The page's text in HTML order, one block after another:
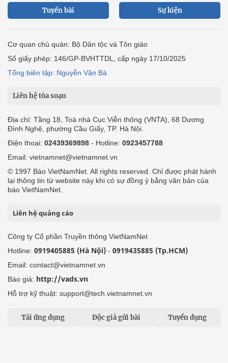
Tuyến bài Sự kiện
Cơ quan chủ quản: Bộ Dân tộc và Tôn giáo
Số giấy phép: 146/GP-BVHTTDL, cấp ngày 17/10/2025
Tổng biên tập: Nguyễn Văn Bá
Liên hệ tòa soạn
Địa chỉ: Tầng 18, Toà nhà Cục Viễn thông (VNTA), 68 Dương
Đình Nghệ, phường Cầu Giấy, TP. Hà Nội.
Điện thoại: 02439369898 - Hotline: 0923457788
Email: vietnamnet@vietnamnet.vn
© 1997 Báo VietNamNet. All rights reserved. Chỉ được phát hành
lại thông tin từ website này khi có sự đồng ý bằng văn bản của
báo VietNamNet.
Liên hệ quảng cáo
Công ty Cổ phần Truyền thông VietNamNet
Hotline: 0919405885 (Hà Nội) - 0919435885 (Tp.HCM)
Email: contact@vietnamnet.vn
Báo giá: http://vads.vn
Hỗ trợ kỹ thuật: support@tech.vietnamnet.vn
Tải ứng dụng Độc giả gửi bài Tuyển dụng